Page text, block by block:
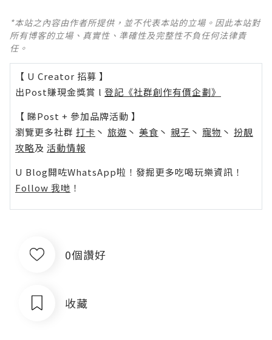
*本站之內容由作者所提供，並不代表本站的立場。因此本站對
所有博客的立場、真實性、準確性及完整性不負任何法律責
任。
【 U Creator 招募 】
出Post賺現金獎賞 l 登記《社群創作有價企劃》
【 睇Post + 參加品牌活動 】
瀏覽更多社群 打卡 丶 旅遊 丶 美食 丶 親子 丶 寵物 丶 扮靚
攻略及 活動情報
U Blog開咗WhatsApp啦！發掘更多吃喝玩樂資訊！
Follow 我哋 ！
0個讚好
收藏